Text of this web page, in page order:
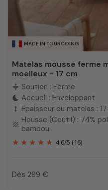
MADE IN TOURCOING
Matelas mousse ferme
moelleux - 17 cm
compress Soutien : Ferme
bedtime Accueil : Enveloppant
height Epaisseur du matelas :
texture Housse (Coutil) : 74%
bambou
4.6/5 (16)
Prix
Dès 299 €